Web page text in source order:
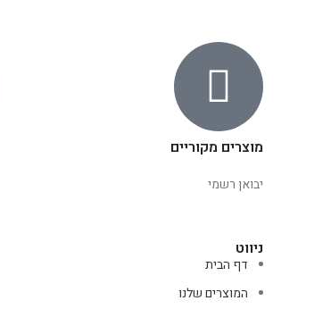
מוצרים מקוריים
יבואן רשמי
ניווט
דף הבית
המוצרים שלנו